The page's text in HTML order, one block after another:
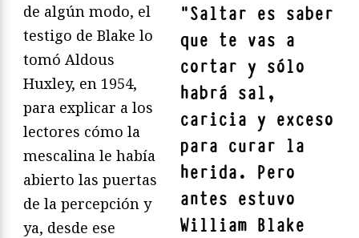
"Saltar es saber
que te vas a
cortar y sólo
habrá sal,
caricia y exceso
para curar la
herida. Pero
antes estuvo
William Blake
de algún modo, el
testigo de Blake lo
tomó Aldous
Huxley, en 1954,
para explicar a los
lectores cómo la
mescalina le había
abierto las puertas
de la percepción y
ya, desde ese